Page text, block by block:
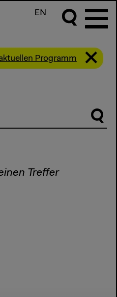
EN
Programm
Suche
Treffer